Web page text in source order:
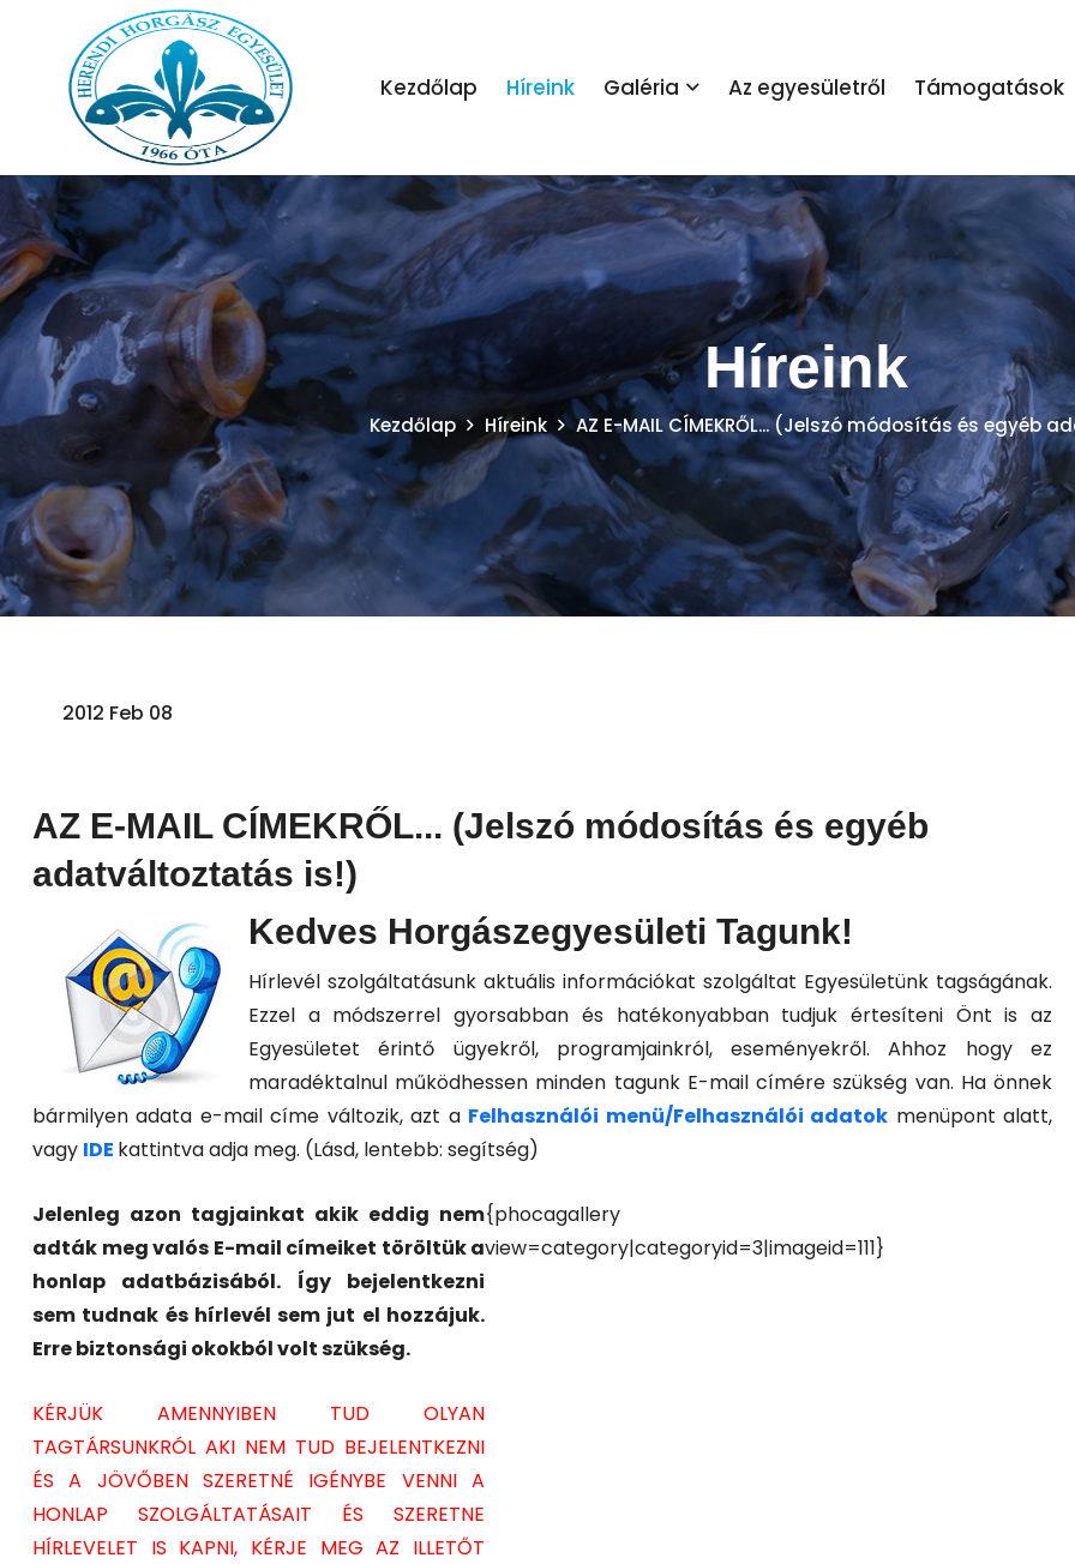
Kezdőlap Híreink Galéria Az egyesületről Támogatások
Híreink
Kezdőlap Híreink AZ E-MAIL CÍMEKRŐL... (Jelszó módosítás és egyéb
2012 Feb 08
AZ E-MAIL CÍMEKRŐL... (Jelszó módosítás és egyéb
adatváltoztatás is!)
Kedves Horgászegyesületi Tagunk!
Hírlevél szolgáltatásunk aktuális információkat szolgáltat Egyesületünk tagságának.
Ezzel a módszerrel gyorsabban és hatékonyabban tudjuk értesíteni Önt is az
Egyesületet érintő ügyekről, programjainkról, eseményekről. Ahhoz hogy ez
maradéktalnul működhessen minden tagunk E-mail címére szükség van. Ha önnek
bármilyen adata e-mail címe változik, azt a Felhasználói menü/Felhasználói adatok menüpont alatt,
vagy IDE kattintva adja meg. (Lásd, lentebb: segítség)
Jelenleg azon tagjainkat akik eddig nem
adták meg valós E-mail címeiket töröltük a
honlap adatbázisából. Így bejelentkezni
sem tudnak és hírlevél sem jut el hozzájuk.
Erre biztonsági okokból volt szükség.
KÉRJÜK AMENNYIBEN TUD OLYAN
TAGTÁRSUNKRÓL AKI NEM TUD BEJELENTKEZNI
ÉS A JÖVŐBEN SZERETNÉ IGÉNYBE VENNI A
HONLAP SZOLGÁLTATÁSAIT ÉS SZERETNE
HÍRLEVELET IS KAPNI, KÉRJE MEG AZ ILLETŐT
{phocagallery
view=category|categoryid=3|imageid=111}
2026 Jún 10
Jubileumi horgászverseny
2026 Feb 24
Horgászokmányok
2026 Jún 11